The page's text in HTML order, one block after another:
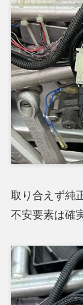
取り合えず純
不安要素は確